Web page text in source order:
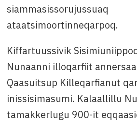
siammasissorujussuaq
ataatsimoortinneqarpoq.
Kiffartuussivik
Nunaanni illoqarfiit
Qaasuitsup Killeqarfianut
inissisimasumi. Kalaallillu
tamakkerlugu 900-it